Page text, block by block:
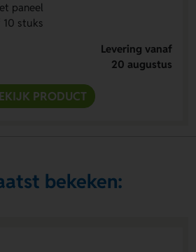
paneel
10 stuks
Levering vanaf
20 augustus
PRODUCT
bekeken: